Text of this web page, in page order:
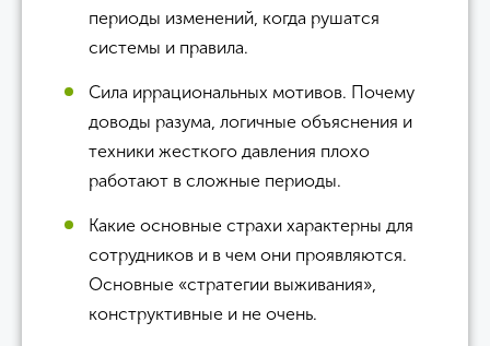
периоды изменений, когда рушатся
системы и правила.
Сила иррациональных мотивов. Почему
доводы разума, логичные объяснения и
техники жесткого давления плохо
работают в сложные периоды.
Какие основные страхи характерны для
сотрудников и в чем они проявляются.
Основные «стратегии выживания»,
конструктивные и не очень.